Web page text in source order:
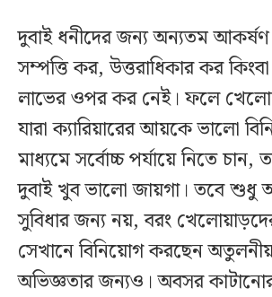
দুবাই ধনীদের জন্য অন্যতম আকর্ষণ
সম্পত্তি কর, উত্তরাধিকার কর
লাভের ওপর কর নেই। ফলে
যারা ক্যারিয়ারের আয়কে ভালো
মাধ্যমে সর্বোচ্চ পর্যায়ে নিতে চান,
দুবাই খুব ভালো জায়গা। তবে শুধু
সুবিধার জন্য নয়, বরং
সেখানে বিনিয়োগ করছেন
অভিজ্ঞতার জন্যও। অবসর